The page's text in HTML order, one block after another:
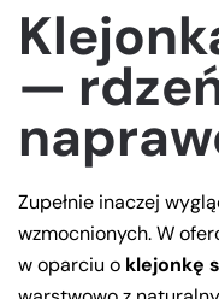
—
Zupełnie inaczej
wzmocnionych. W
w oparciu o klejonkę